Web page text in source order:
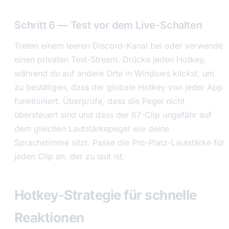
Schritt 6 — Test vor dem Live-Schalten
Treten einem leeren Discord-Kanal bei oder verwende
einen privaten Test-Stream. Drücke jeden Hotkey,
während du auf andere Orte in Windows klickst, um
zu bestätigen, dass der globale Hotkey von jeder App
funktioniert. Überprüfe, dass die Pegel nicht
übersteuert sind und dass der 67-Clip ungefähr auf
dem gleichen Lautstärkepegel wie deine
Sprachstimme sitzt. Passe die Pro-Platz-Lautstärke für
jeden Clip an, der zu laut ist.
Hotkey-Strategie für schnelle
Reaktionen